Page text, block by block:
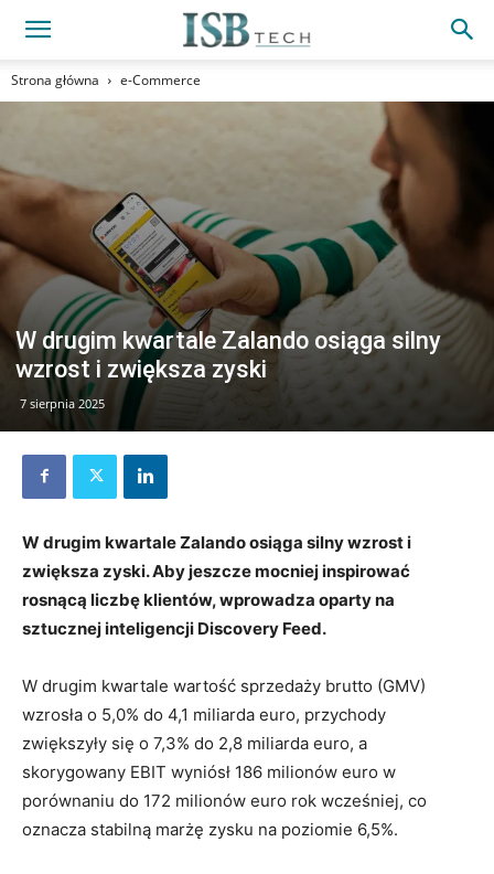
Strona główna e-Commerce
W drugim kwartale Zalando osiąga silny
wzrost i zwiększa zyski
7 sierpnia 2025
W drugim kwartale Zalando osiąga silny wzrost i
zwiększa zyski. Aby jeszcze mocniej inspirować
rosnącą liczbę klientów, wprowadza oparty na
sztucznej inteligencji Discovery Feed.
W drugim kwartale wartość sprzedaży brutto (GMV)
wzrosła o 5,0% do 4,1 miliarda euro, przychody
zwiększyły się o 7,3% do 2,8 miliarda euro, a
skorygowany EBIT wyniósł 186 milionów euro w
porównaniu do 172 milionów euro rok wcześniej, co
oznacza stabilną marżę zysku na poziomie 6,5%.